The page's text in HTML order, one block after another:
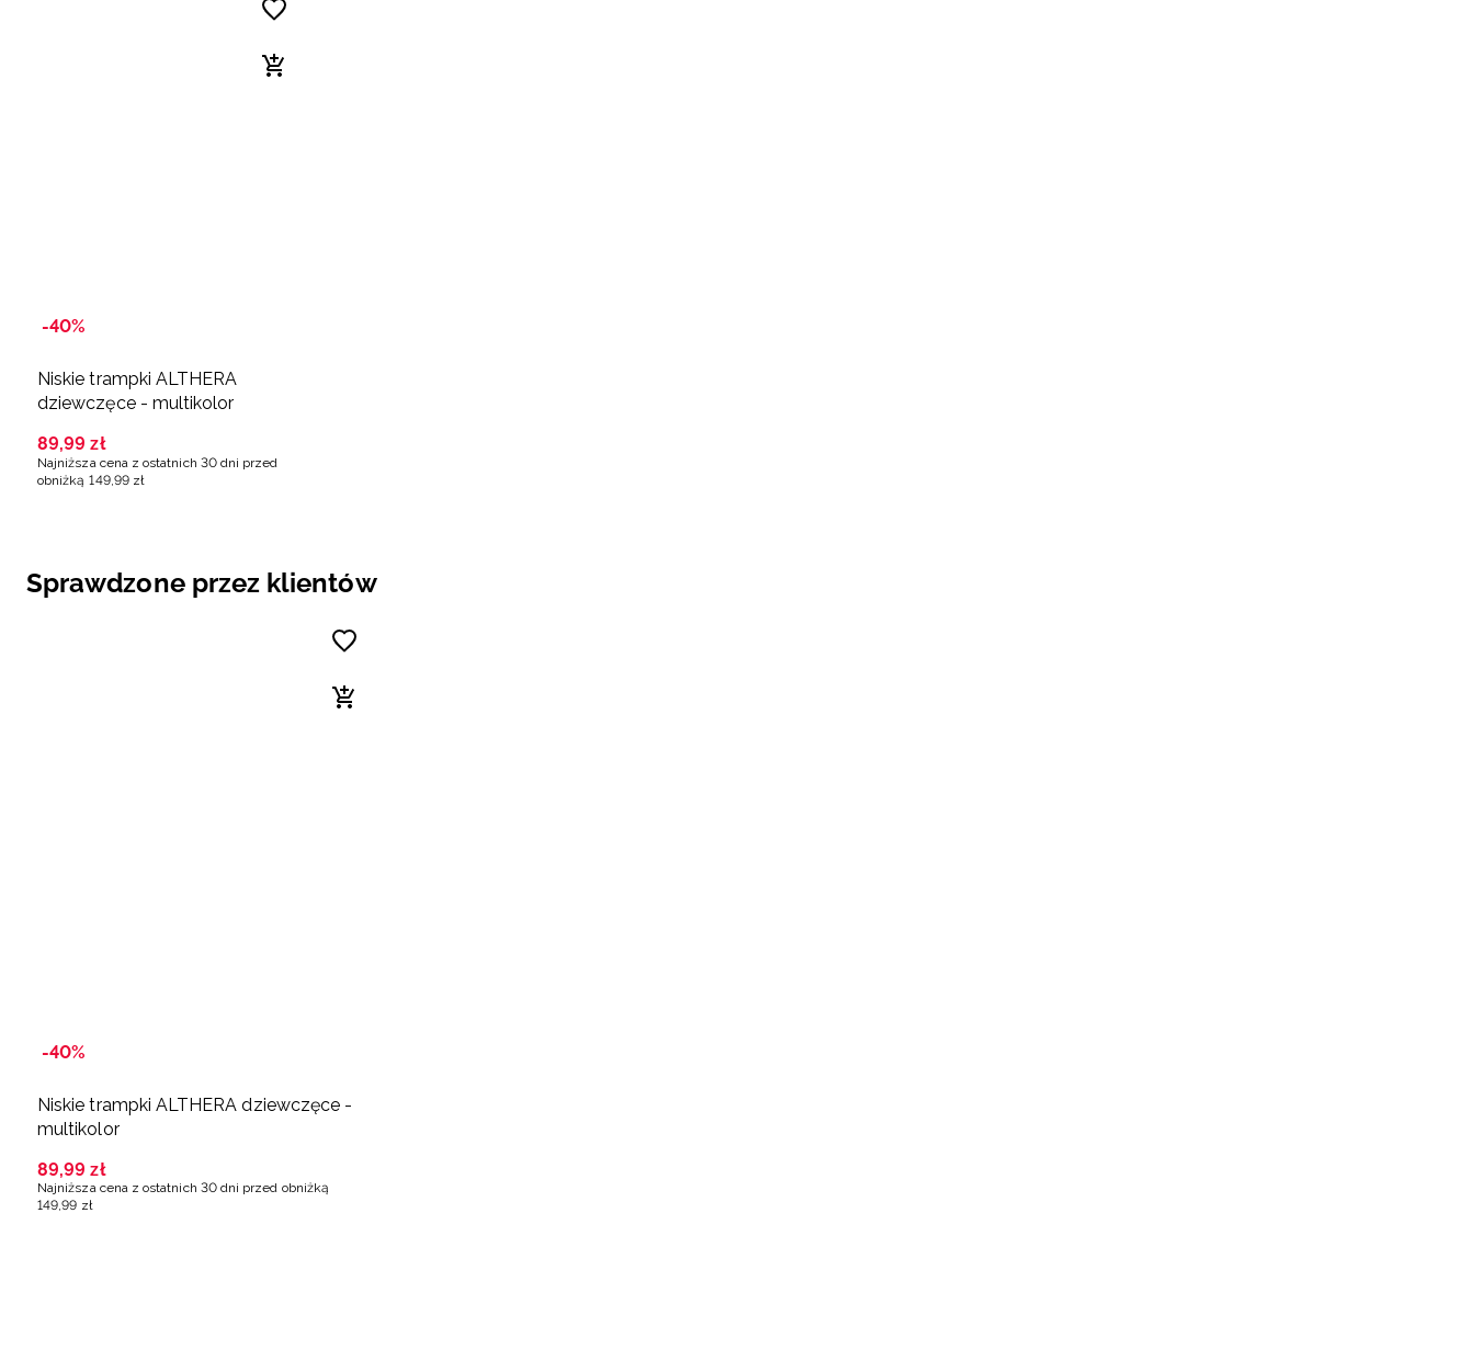
-40%
Niskie trampki ALTHERA
dziewczęce - multikolor
89,99 zł
Najniższa cena z ostatnich 30 dni przed
obniżką 149,99 zł
Sprawdzone przez klientów
-40%
Niskie trampki ALTHERA dziewczęce -
multikolor
89,99 zł
Najniższa cena z ostatnich 30 dni przed obniżką
149,99 zł